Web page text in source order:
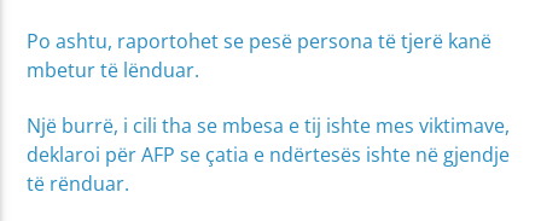
Po ashtu, raportohet se pesë persona të tjerë kanë
mbetur të lënduar.
Një burrë, i cili tha se mbesa e tij ishte mes viktimave,
deklaroi për AFP se çatia e ndërtesës ishte në gjendje
të rënduar.